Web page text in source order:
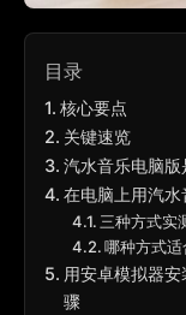
目录
核心要点
关键速览
汽水音乐电脑
在电脑上用汽水
三种方式实
哪种方式适
用安卓模拟器
骤